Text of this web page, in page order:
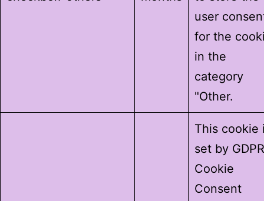
user
for the
in the
category
"Other.
This cookie
set by GDPR
Cookie
Consent